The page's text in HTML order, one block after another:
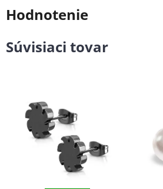
Hodnotenie
Súvisiaci tovar